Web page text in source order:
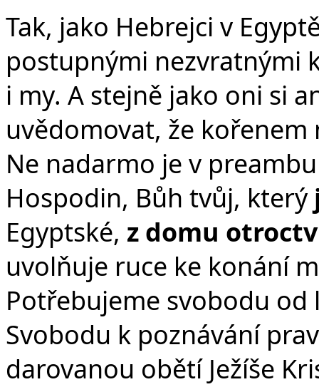
Tak, jako Hebrejci v
postupnými nezvratnými
i my. A stejně jako oni si
uvědomovat, že
Ne nadarmo je v
Hospodin, Bůh tvůj, který
Egyptské, z domu
uvolňuje ruce ke konání
Potřebujeme svobodu od
Svobodu k poznávání
darovanou obětí Ježíše